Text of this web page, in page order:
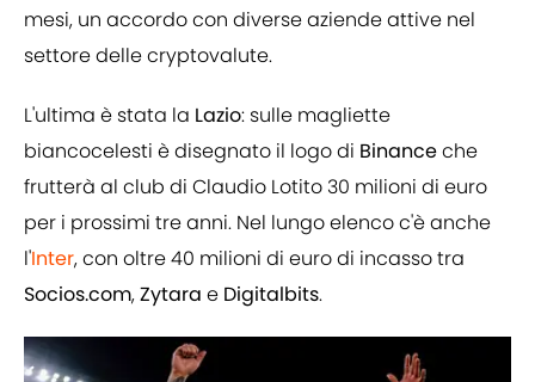
mesi, un accordo con diverse aziende attive nel
settore delle cryptovalute.
L'ultima è stata la Lazio: sulle magliette
biancocelesti è disegnato il logo di Binanceche
frutterà al club di Claudio Lotito 30 milioni di euro
per i prossimi tre anni. Nel lungo elenco c'è anche
l'Inter, con oltre 40 milioni di euro di incasso tra
Socios.com,Zytara e Digitalbits.